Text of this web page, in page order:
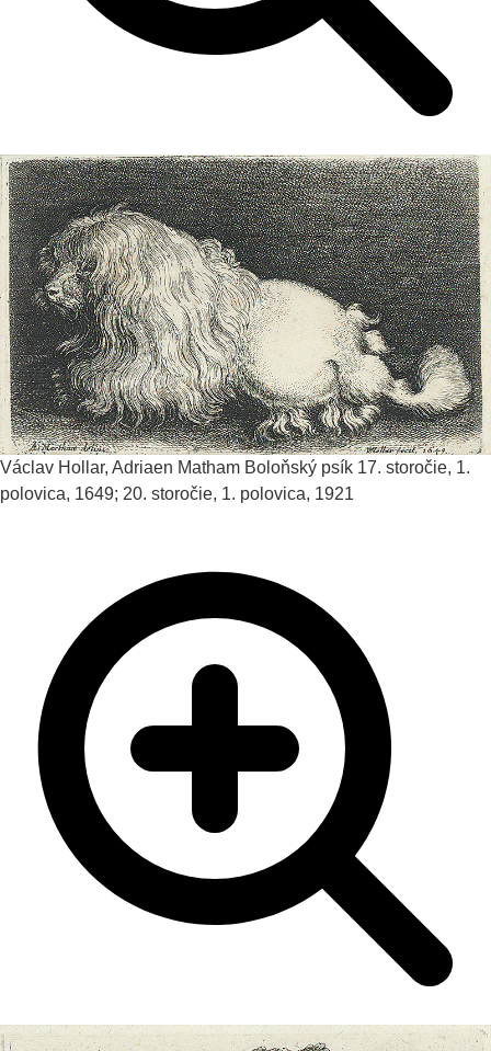
Václav Hollar, Adriaen Matham Boloňský psík 17. storočie, 1.
polovica, 1649; 20. storočie, 1. polovica, 1921